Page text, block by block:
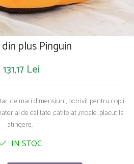
plus Pinguin
131,17 Lei
,de mari dimensiuni, potrivit pentru copii
de calitate ,catifelat ,moale ,placut la
atingere.
IN STOC